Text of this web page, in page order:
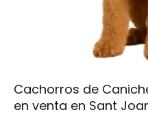
Cachorros de
en venta en Sant